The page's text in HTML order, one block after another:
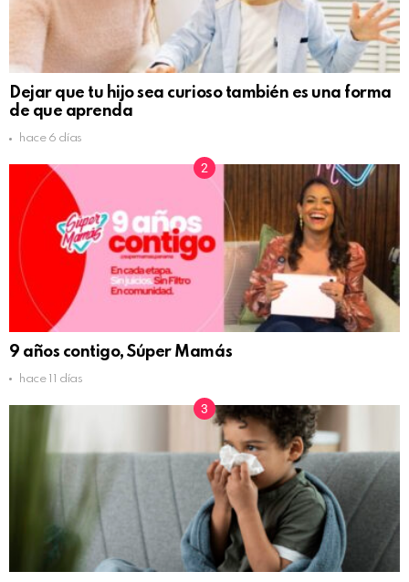
Dejar que tu hijo sea curioso también es una forma
de que aprenda
hace 6 días
9 años contigo, Súper Mamás
hace 11 días